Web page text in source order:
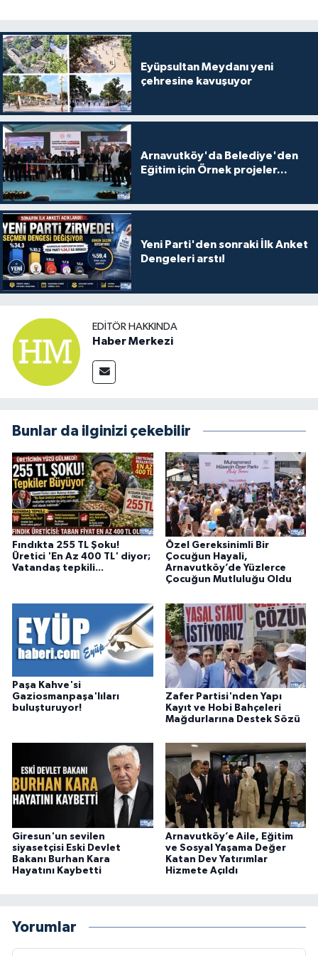
Eyüpsultan Meydanı yeni
çehresine kavuşuyor
Arnavutköy'da Belediye'den
Eğitim için Örnek projeler...
Yeni Parti'den sonraki İlk Anket
Dengeleri arstı!
EDITÖR HAKKINDA
Haber Merkezi
Bunlar da ilginizi çekebilir
Fındıkta 255 TL Şoku!
Üretici 'En Az 400 TL' diyor;
Vatandaş tepkili...
Özel Gereksinimli Bir
Çocuğun Hayali,
Arnavutköy’de Yüzlerce
Çocuğun Mutluluğu Oldu
Paşa Kahve'si
Gaziosmanpaşa'lıları
buluşturuyor!
Zafer Partisi'nden Yapı
Kayıt ve Hobi Bahçeleri
Mağdurlarına Destek Sözü
Giresun'un sevilen
siyasetçisi Eski Devlet
Bakanı Burhan Kara
Hayatını Kaybetti
Arnavutköy’e Aile, Eğitim
ve Sosyal Yaşama Değer
Katan Dev Yatırımlar
Hizmete Açıldı
Yorumlar